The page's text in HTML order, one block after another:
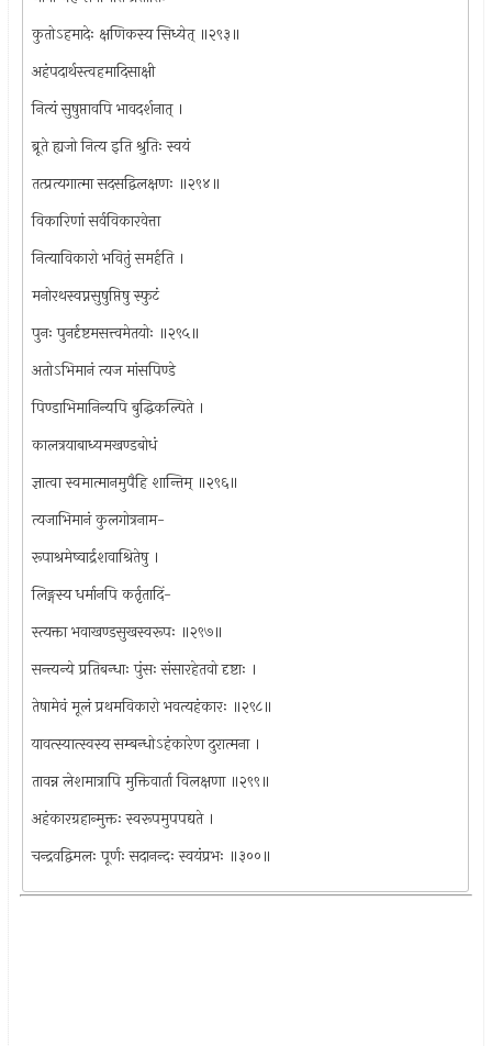
कुतोऽहमादेः क्षणिकस्य सिध्येत् ॥२९३॥
अहंपदार्थस्त्वहमादिसाक्षी
नित्यं सुषुप्तावपि भावदर्शनात् ।
ब्रूते ह्यजो नित्य इति श्रुतिः स्वयं
तत्प्रत्यगात्मा सदसद्विलक्षणः ॥२९४॥
विकारिणां सर्वविकारवेत्ता
नित्याविकारो भवितुं समर्हति ।
मनोरथस्वप्नसुषुप्तिषु स्फुटं
पुनः पुनर्दृष्टमसत्त्वमेतयोः ॥२९५॥
अतोऽभिमानं त्यज मांसपिण्डे
पिण्डाभिमानिन्यपि बुद्धिकल्पिते ।
कालत्रयाबाध्यमखण्डबोधं
ज्ञात्वा स्वमात्मानमुपैहि शान्तिम् ॥२९६॥
त्यजाभिमानं कुलगोत्रनाम-
रूपाश्रमेष्वार्द्रशवाश्रितेषु ।
लिङ्गस्य धर्मानपि कर्तृतादिं-
स्त्यक्ता भवाखण्डसुखस्वरूपः ॥२९७॥
सन्त्यन्ये प्रतिबन्धाः पुंसः संसारहेतवो दृष्टाः ।
तेषामेवं मूलं प्रथमविकारो भवत्यहंकारः ॥२९८॥
यावत्स्यात्स्वस्य सम्बन्धोऽहंकारेण दुरात्मना ।
तावन्न लेशमात्रापि मुक्तिवार्ता विलक्षणा ॥२९९॥
अहंकारग्रहान्मुक्तः स्वरूपमुपपद्यते ।
चन्द्रवद्विमलः पूर्णः सदानन्दः स्वयंप्रभः ॥३००॥